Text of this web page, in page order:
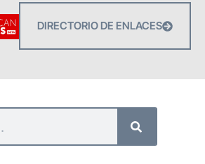
DIRECTORIO DE ENLACES